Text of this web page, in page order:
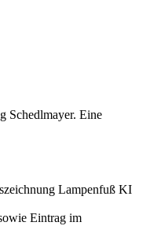
Schedlmayer. Eine
Lampenfuß KI
Eintrag im